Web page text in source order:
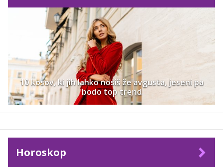
10 kosov, ki jih lahko nosiš že avgusta, jeseni pa
bodo top trend
Horoskop